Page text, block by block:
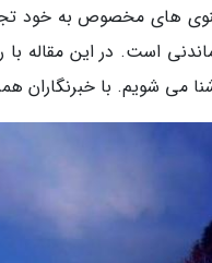
های مخصوص به خود
است. در این مقاله
می شویم. با خبرنگاران